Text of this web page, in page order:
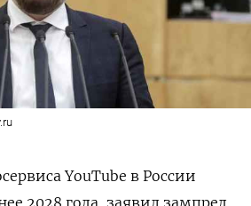
YouTube в России
2028 года, заявил зампред